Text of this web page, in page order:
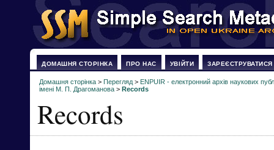
ДОМАШНЯ СТОРІНКА ПРО НАС УВІЙТИ ЗАРЕЄСТРУВАТИСЯ
Домашня сторінка > Перегляд > ENPUIR - електронний архів наукових
імені М. П. Драгоманова > Records
Records